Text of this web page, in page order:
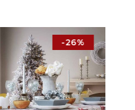
-26%